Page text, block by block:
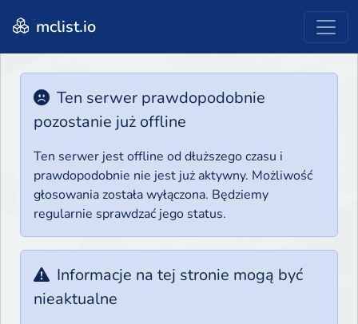
mclist.io
Ten serwer prawdopodobnie
pozostanie już offline
Ten serwer jest offline od dłuższego czasu i
prawdopodobnie nie jest już aktywny. Możliwość
głosowania została wyłączona. Będziemy
regularnie sprawdzać jego status.
Informacje na tej stronie mogą być
nieaktualne